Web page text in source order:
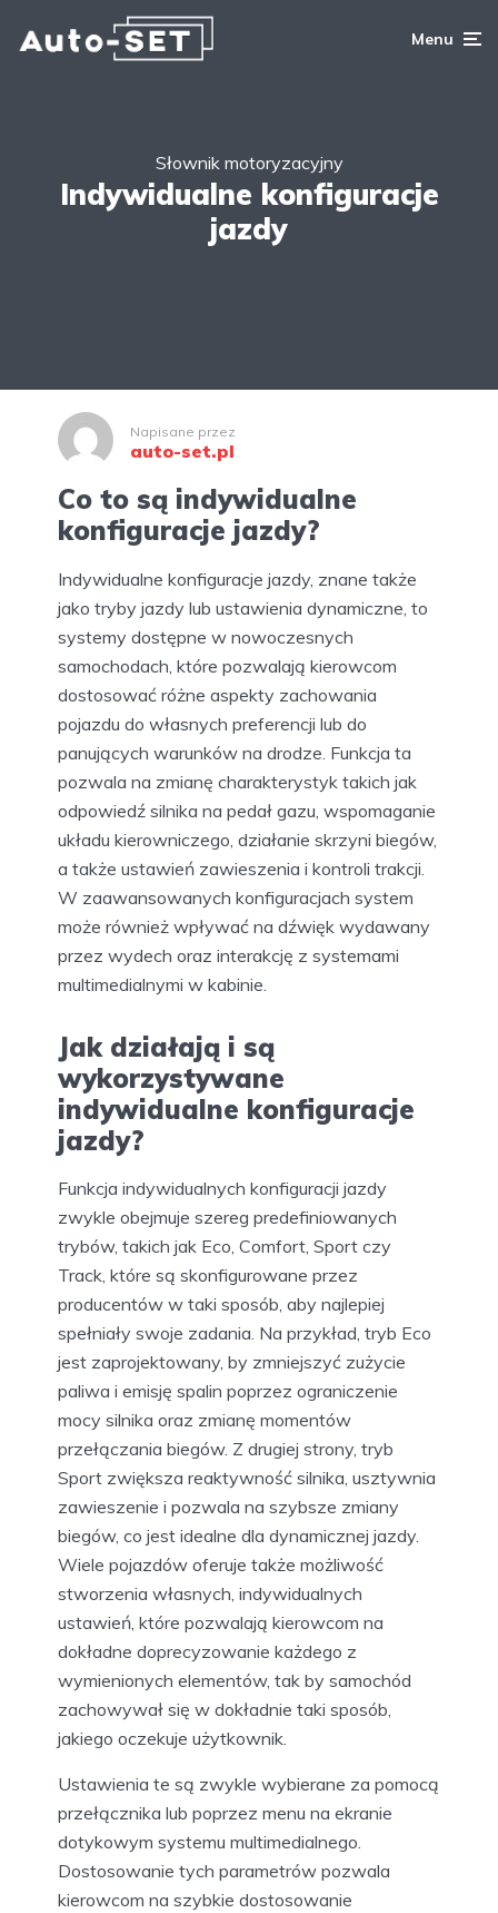
Menu
Słownik motoryzacyjny
Indywidualne konfiguracje
jazdy
Napisane przez
auto-set.pl
Co to są indywidualne
konfiguracje jazdy?
Indywidualne konfiguracje jazdy, znane także
jako tryby jazdy lub ustawienia dynamiczne, to
systemy dostępne w nowoczesnych
samochodach, które pozwalają kierowcom
dostosować różne aspekty zachowania
pojazdu do własnych preferencji lub do
panujących warunków na drodze. Funkcja ta
pozwala na zmianę charakterystyk takich jak
odpowiedź silnika na pedał gazu, wspomaganie
układu kierowniczego, działanie skrzyni biegów,
a także ustawień zawieszenia i kontroli trakcji.
W zaawansowanych konfiguracjach system
może również wpływać na dźwięk wydawany
przez wydech oraz interakcję z systemami
multimedialnymi w kabinie.
Jak działają i są
wykorzystywane
indywidualne konfiguracje
jazdy?
Funkcja indywidualnych konfiguracji jazdy
zwykle obejmuje szereg predefiniowanych
trybów, takich jak Eco, Comfort, Sport czy
Track, które są skonfigurowane przez
producentów w taki sposób, aby najlepiej
spełniały swoje zadania. Na przykład, tryb Eco
jest zaprojektowany, by zmniejszyć zużycie
paliwa i emisję spalin poprzez ograniczenie
mocy silnika oraz zmianę momentów
przełączania biegów. Z drugiej strony, tryb
Sport zwiększa reaktywność silnika, usztywnia
zawieszenie i pozwala na szybsze zmiany
biegów, co jest idealne dla dynamicznej jazdy.
Wiele pojazdów oferuje także możliwość
stworzenia własnych, indywidualnych
ustawień, które pozwalają kierowcom na
dokładne doprecyzowanie każdego z
wymienionych elementów, tak by samochód
zachowywał się w dokładnie taki sposób,
jakiego oczekuje użytkownik.
Ustawienia te są zwykle wybierane za pomocą
przełącznika lub poprzez menu na ekranie
dotykowym systemu multimedialnego.
Dostosowanie tych parametrów pozwala
kierowcom na szybkie dostosowanie